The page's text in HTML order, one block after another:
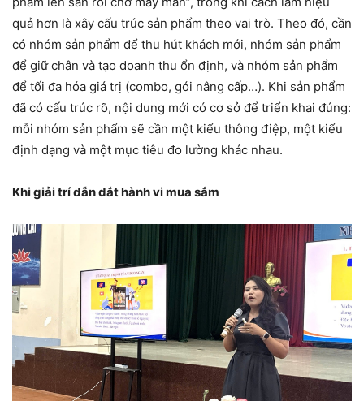
quả hơn là xây cấu trúc sản phẩm theo vai trò. Theo đó, cần
có nhóm sản phẩm để thu hút khách mới, nhóm sản phẩm
để giữ chân và tạo doanh thu ổn định, và nhóm sản phẩm
để tối đa hóa giá trị (combo, gói nâng cấp…). Khi sản phẩm
đã có cấu trúc rõ, nội dung mới có cơ sở để triển khai đúng:
mỗi nhóm sản phẩm sẽ cần một kiểu thông điệp, một kiểu
định dạng và một mục tiêu đo lường khác nhau.
Khi giải trí dẫn dắt hành vi mua sắm